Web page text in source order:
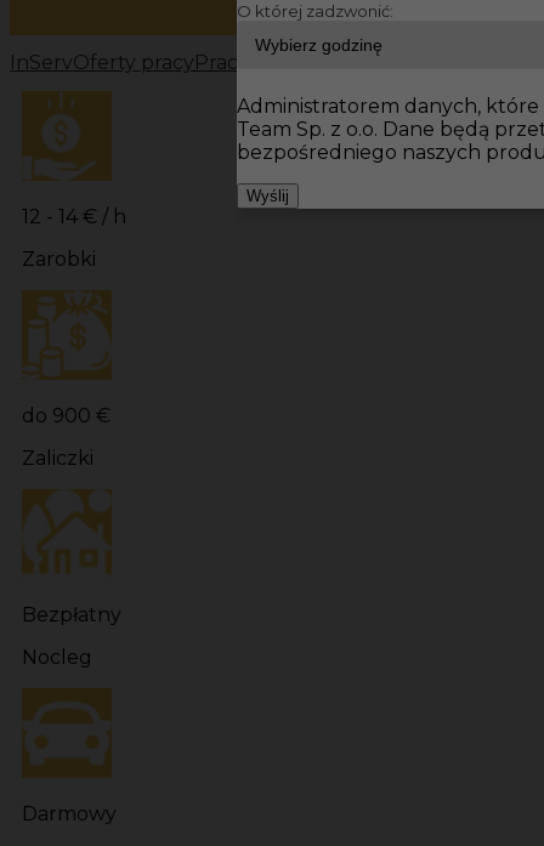
InServOferty pracy Prace wykończeniowe Niemcy
12 - 14 € / h
Zarobki
do 900 €
Zaliczki
Bezpłatny
Nocleg
Darmowy
O której zadzwonić:
Administratorem danych, które
Team Sp. z o.o. Dane będą
bezpośredniego naszych
Wyślij